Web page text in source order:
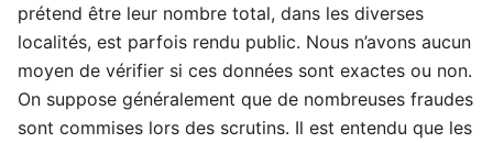
prétend être leur nombre total, dans les diverses
localités, est parfois rendu public. Nous n’avons aucun
moyen de vérifier si ces données sont exactes ou non.
On suppose généralement que de nombreuses fraudes
sont commises lors des scrutins. Il est entendu que les